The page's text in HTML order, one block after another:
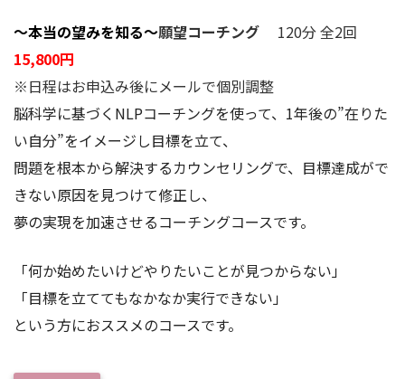
～本当の望みを知る～願望コーチング 120分 全2回
15,800円
※日程はお申込み後にメールで個別調整
脳科学に基づくNLPコーチングを使って、1年後の”在りた
い自分”をイメージし目標を立て、
問題を根本から解決するカウンセリングで、目標達成がで
きない原因を見つけて修正し、
夢の実現を加速させるコーチングコースです。
「何か始めたいけどやりたいことが見つからない」
「目標を立ててもなかなか実行できない」
という方におススメのコースです。